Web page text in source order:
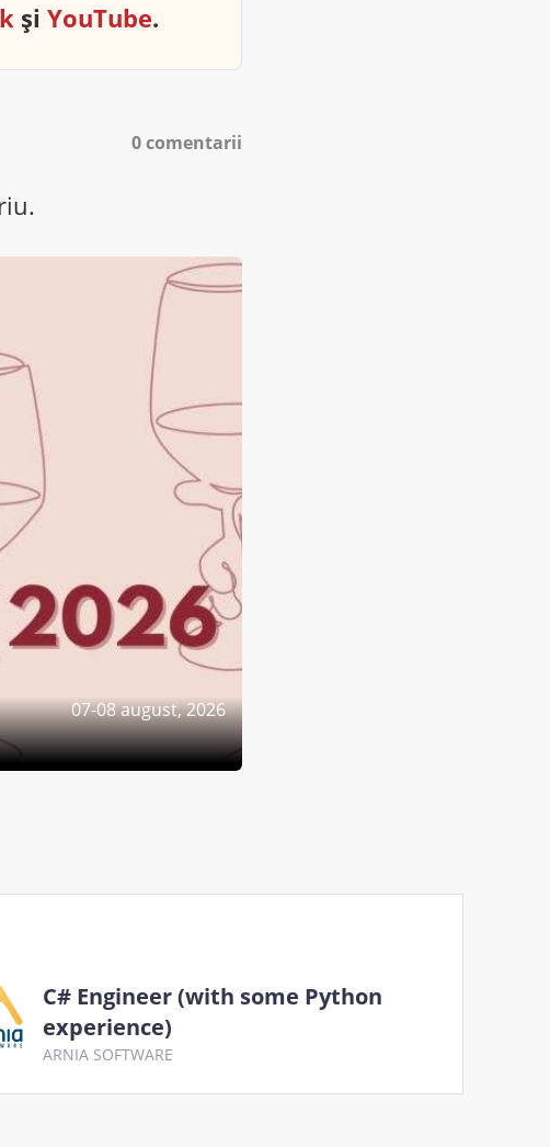
șiYouTube.
0 comentarii
07-08 august, 2026
C# Engineer (with some Python
experience)
ARNIA SOFTWARE